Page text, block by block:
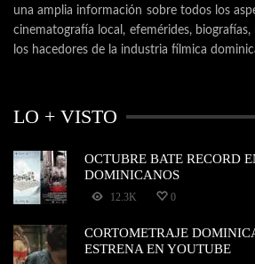
una amplia información sobre todos los
cinematografía local, efemérides,
los hacedores de la industria fílmica
LO + VISTO
OCTUBRE BATE RECORD
DOMINICANOS
12.3K 0
CORTOMETRAJE
ESTRENA EN YOUTUBE